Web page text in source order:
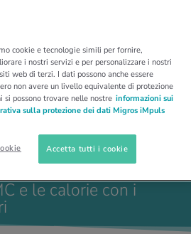
e svantaggi delle 12
in cosa consistono.
e le calorie con i
cookie e tecnologie simili per fornire,
i nostri servizi e per personalizzare i nostri
web di terzi. I dati possono anche essere
non avere un livello equivalente di protezione
possono trovare nelle nostre informazioni sui
sulla protezione dei dati Migros iMpuls
Accetta tutti i cookie